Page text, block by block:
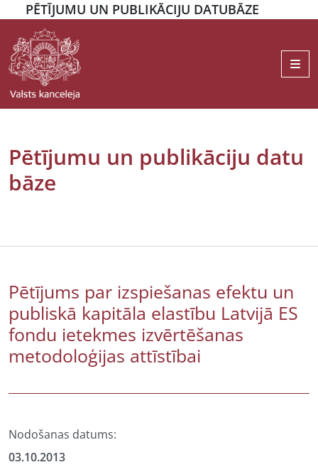
PĒTĪJUMU UN PUBLIKĀCIJU DATUBĀZE
Pētījumu un publikāciju datu
bāze
Pētījums par izspiešanas efektu un
publiskā kapitāla elastību Latvijā ES
fondu ietekmes izvērtēšanas
metodoloģijas attīstībai
Nodošanas datums:
03.10.2013